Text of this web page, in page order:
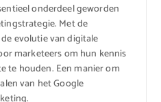
onderdeel geworden
Met de
evolutie van digitale
marketeers om hun kennis
te houden. Een manier om
van het Google